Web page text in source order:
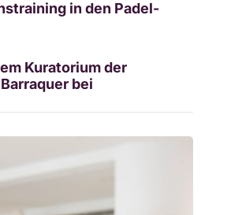
in den Padel-
Kuratorium der
bei